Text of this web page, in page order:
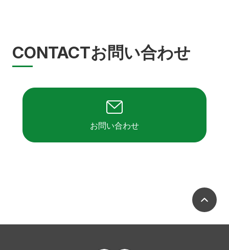
CONTACTお問い合わせ
お問い合わせ